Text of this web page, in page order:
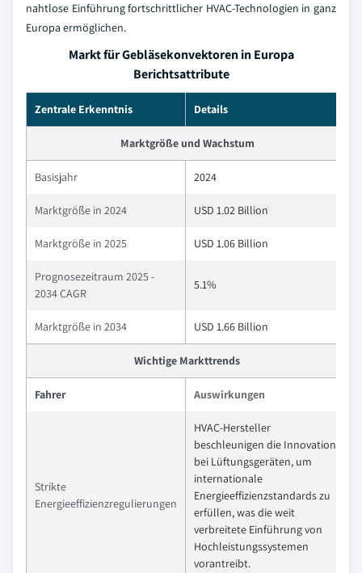
nahtlose Einführung fortschrittlicher HVAC-Technologien in ganz
Europa ermöglichen.
Markt für Gebläsekonvektoren in Europa
Berichtsattribute
Zentrale Erkenntnis Details
Marktgröße und Wachstum
Basisjahr 2024
Marktgröße in 2024 USD 1.02 Billion
Marktgröße in 2025 USD 1.06 Billion
Prognosezeitraum 2025 -
2034 CAGR
5.1%
Marktgröße in 2034 USD 1.66 Billion
Wichtige Markttrends
Fahrer Auswirkungen
Strikte
Energieeffizienzregulierungen
HVAC-Hersteller
beschleunigen die Innovation
bei Lüftungsgeräten, um
internationale
Energieeffizienzstandards zu
erfüllen, was die weit
verbreitete Einführung von
Hochleistungssystemen
vorantreibt.